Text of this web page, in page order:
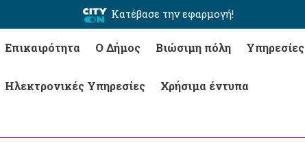
Κατέβασε την εφαρμογή!
Επικαιρότητα Ο Δήμος Βιώσιμη πόλη Υπηρεσίες
Ηλεκτρονικές Υπηρεσίες Χρήσιμα έντυπα